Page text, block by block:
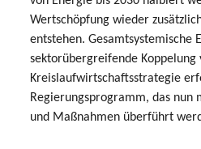
Wertschöpfung wieder
entstehen. Gesamtsystemische
sektorübergreifende Koppelung
Kreislaufwirtschaftsstrategie
Regierungsprogramm, das nun
und Maßnahmen überführt